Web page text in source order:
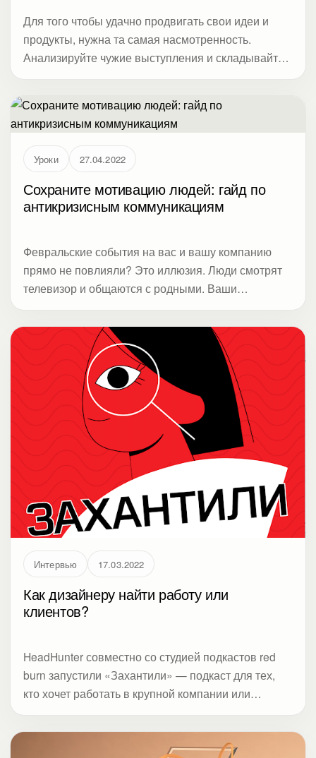
Для того чтобы удачно продвигать свои идеи и
продукты, нужна та самая насмотренность.
Анализируйте чужие выступления и складывайте
Уроки 27.04.2022
Сохраните мотивацию людей: гайд по
антикризисным коммуникациям
Февральские события на вас и вашу компанию
прямо не повлияли? Это иллюзия. Люди смотрят
телевизор и общаются с родными. Ваши
вопросы «Будет ли у меня работа/заказы и
оплата?», «Будет ли еда в стране?», «Когда все
это закончится?», «Какая позиция у моего
работодателя/партнера» и «Что я могу сделать?».
В зависимости от ответов люди могут принять
решение о смене работы, партнерстве или
позиции. Даже пассивная агрессия и жалобы
ваших сотрудников коллегам — это уже их
решение, которое влияет на ваш бизнес.
Интервью 17.03.2022
Как дизайнеру найти работу или
клиентов?
HeadHunter совместно со студией подкастов red
burn запустили «Захантили» — подкаст для тех,
кто хочет работать в крупной компании или
Ведущая подкаста Лена Арапова задала вопросы
сооснователю Студии Метод Виктории Рындиной: